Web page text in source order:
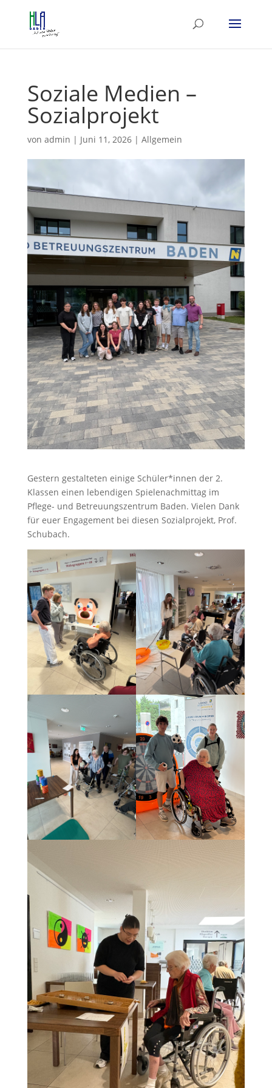
Soziale Medien –
Sozialprojekt
von admin | Juni 11, 2026| Allgemein
Gestern gestalteten einige Schüler*innen der 2.
Klassen einen lebendigen Spielenachmittag im
Pflege- und Betreuungszentrum Baden. Vielen Dank
für euer Engagement bei diesen Sozialprojekt, Prof.
Schubach.